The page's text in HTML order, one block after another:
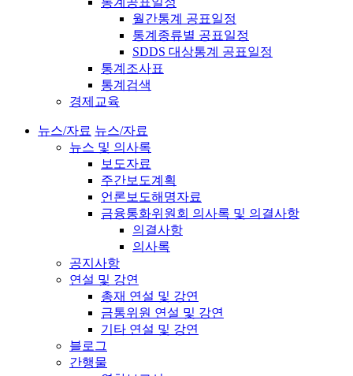
월간통계 공표일정
통계종류별 공표일정
SDDS 대상통계 공표일정
통계조사표
통계검색
경제교육
뉴스/자료 뉴스/자료
뉴스 및 의사록
보도자료
주간보도계획
언론보도해명자료
금융통화위원회 의사록 및 의결사항
의결사항
의사록
공지사항
연설 및 강연
총재 연설 및 강연
금통위원 연설 및 강연
기타 연설 및 강연
블로그
간행물